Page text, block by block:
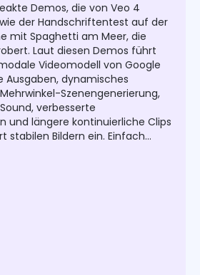
Demos, die von Veo 4
der Handschriftentest auf der
mit Spaghetti am Meer, die
Laut diesen Demos führt
Videomodell von Google
Ausgaben, dynamisches
Szenengenerierung,
verbesserte
und längere kontinuierliche Clips
stabilen Bildern ein. Einfach